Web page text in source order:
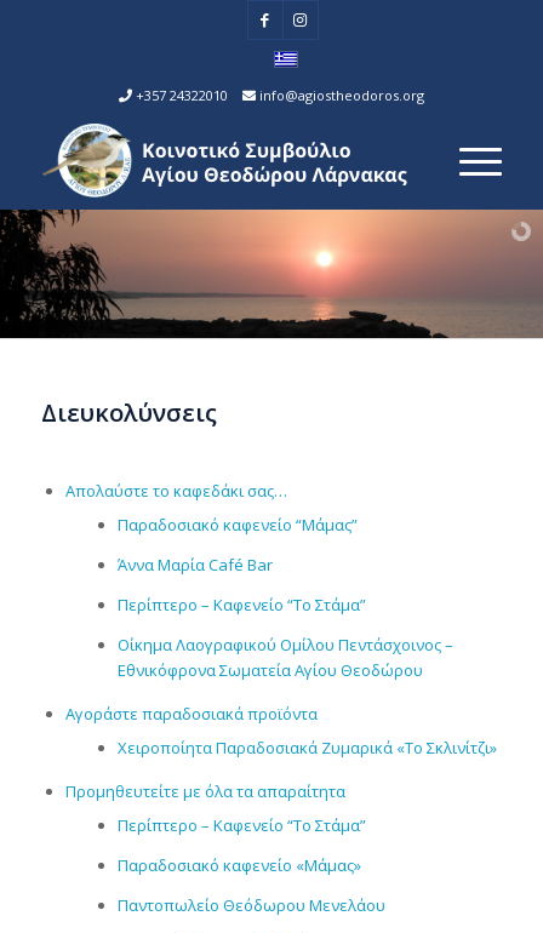
+357 24322010 info@agiostheodoros.org
Διευκολύνσεις
Απολαύστε το καφεδάκι σας…
Παραδοσιακό καφενείο “Μάμας”
Άννα Μαρία Café Bar
Περίπτερο – Καφενείο “Το Στάμα”
Οίκημα Λαογραφικού Ομίλου Πεντάσχοινος –
Εθνικόφρονα Σωματεία Αγίου Θεοδώρου
Αγοράστε παραδοσιακά προϊόντα
Χειροποίητα Παραδοσιακά Ζυμαρικά «Το Σκλινίτζι»
Προμηθευτείτε με όλα τα απαραίτητα
Περίπτερο – Καφενείο “Το Στάμα”
Παραδοσιακό καφενείο «Μάμας»
Παντοπωλείο Θεόδωρου Μενελάου